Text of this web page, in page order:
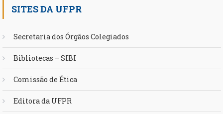
SITES DA UFPR
Secretaria dos Órgãos Colegiados
Bibliotecas – SIBI
Comissão de Ética
Editora da UFPR